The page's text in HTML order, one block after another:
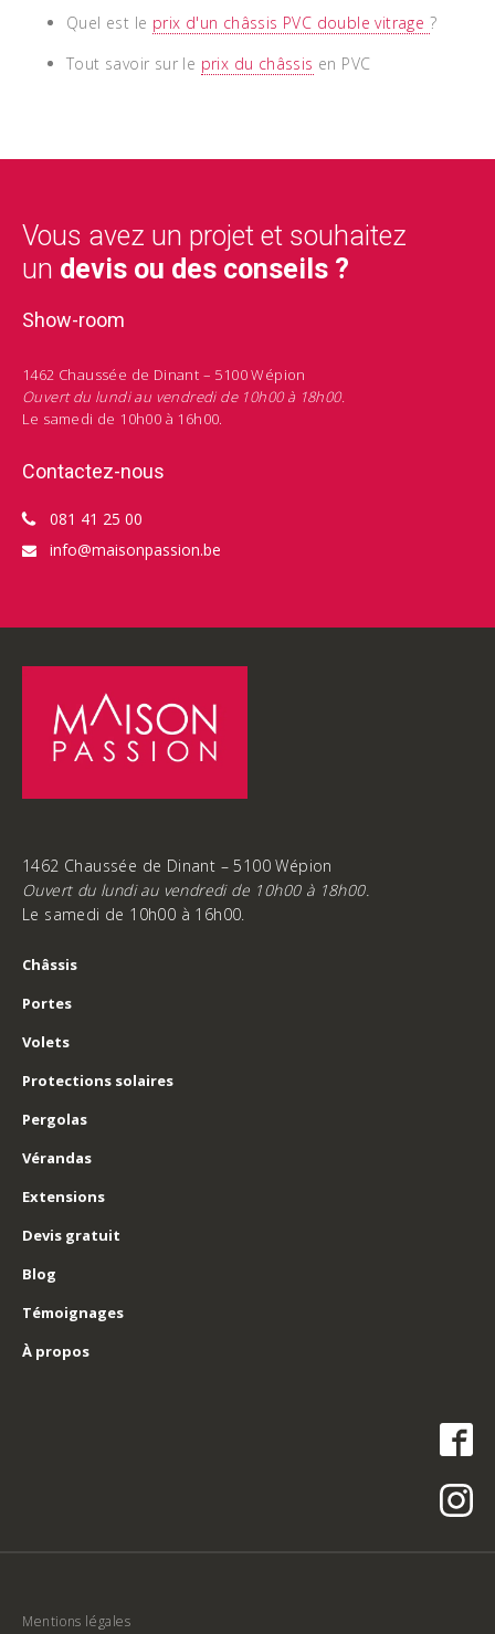
Quel est le prix d'un châssis PVC double vitrage ?
Tout savoir sur le prix du châssis en PVC
Vous avez un projet et souhaitez
un devis ou des conseils ?
Show-room
1462 Chaussée de Dinant – 5100 Wépion
Ouvert du lundi au vendredi de 10h00 à 18h00.
Le samedi de 10h00 à 16h00.
Contactez-nous
081 41 25 00
info@maisonpassion.be
1462 Chaussée de Dinant – 5100 Wépion
Ouvert du lundi au vendredi de 10h00 à 18h00.
Le samedi de 10h00 à 16h00.
Châssis
Portes
Volets
Protections solaires
Pergolas
Vérandas
Extensions
Devis gratuit
Blog
Témoignages
À propos
Mentions légales